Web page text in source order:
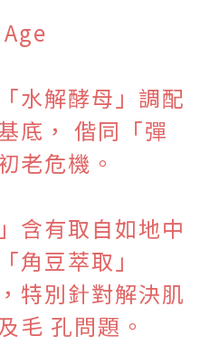
水解酵母」調配
底， 偕同「彈
老危機。
含有取自如地中
角豆萃取」
特別針對解決肌
毛 孔問題。